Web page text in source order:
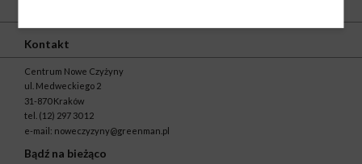
Kontakt
Centrum Nowe Czyżyny
ul. Medweckiego 2
31-870 Kraków
tel. (12) 297 30 12
e-mail: noweczyzyny@greenman.pl
Bądź na bieżąco